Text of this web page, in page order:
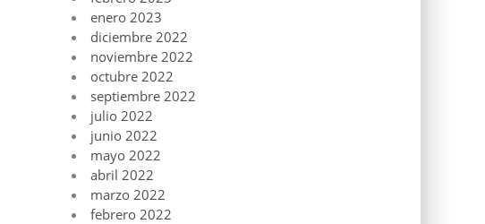
enero 2023
diciembre 2022
noviembre 2022
octubre 2022
septiembre 2022
julio 2022
junio 2022
mayo 2022
abril 2022
marzo 2022
febrero 2022